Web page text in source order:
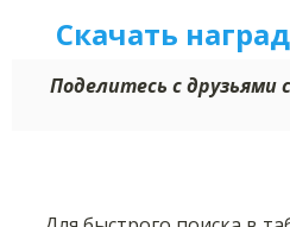
Скачать
Поделитесь с